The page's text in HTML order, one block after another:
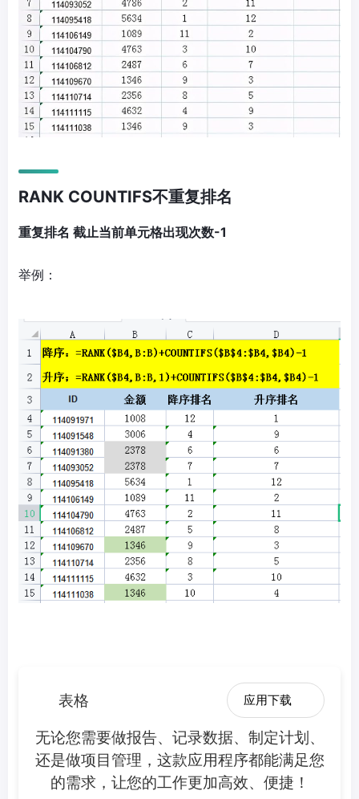
RANK COUNTIFS不重复排名
重复排名 截止当前单元格出现次数-1
举例：
表格 应用下载
无论您需要做报告、记录数据、制定计划、
还是做项目管理，这款应用程序都能满足您
的需求，让您的工作更加高效、便捷！